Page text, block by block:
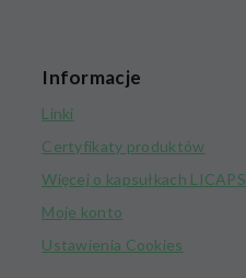
Informacje
Linki
Certyfikaty produktów
Więcej o kapsułkach LICAPS
Moje konto
Ustawienia Cookies